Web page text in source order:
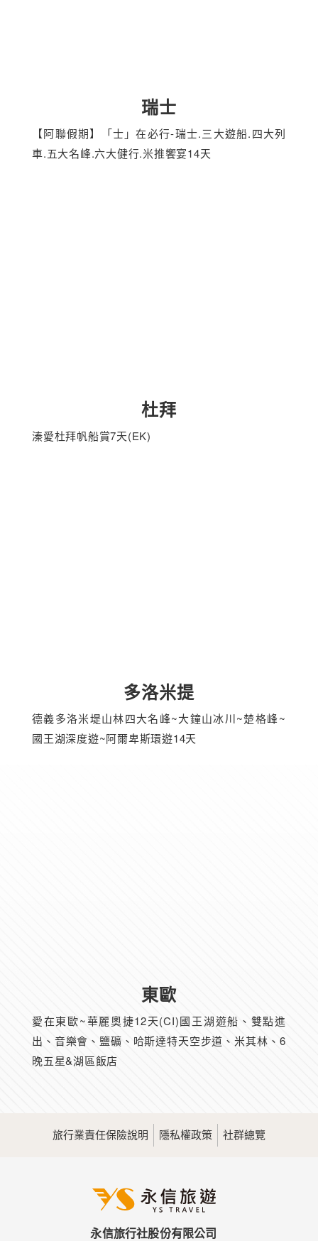
瑞士
【阿聯假期】「士」在必行-瑞士.三大遊船.四大列
車.五大名峰.六大健行.米推饗宴14天
杜拜
溱愛杜拜帆船賞7天(EK)
多洛米提
德義多洛米堤山林四大名峰~大鐘山冰川~楚格峰~
國王湖深度遊~阿爾卑斯環遊14天
東歐
愛在東歐~華麗奧捷12天(CI)國王湖遊船、雙點進
出、音樂會、鹽礦、哈斯達特天空步道、米其林、6
晚五星&湖區飯店
旅行業責任保險說明 隱私權政策 社群總覽
永信旅行社股份有限公司